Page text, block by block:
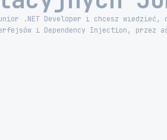
.NET Developer i chcesz
i Dependency Injection, przez